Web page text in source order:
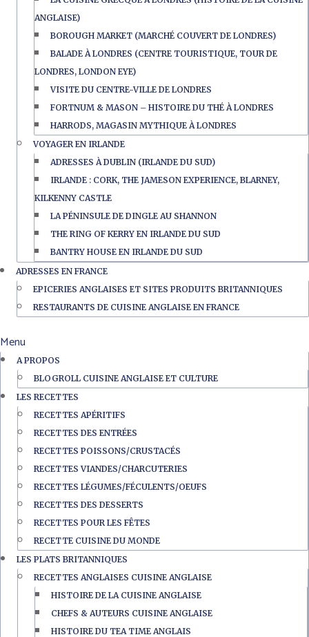
ANGLAISE)
BOROUGH MARKET (MARCHÉ COUVERT DE LONDRES)
BALADE À LONDRES (CENTRE TOURISTIQUE, TOUR DE
LONDRES, LONDON EYE)
VISITE DU CENTRE-VILLE DE LONDRES
FORTNUM & MASON – HISTOIRE DU THÉ À LONDRES
HARRODS, MAGASIN MYTHIQUE À LONDRES
VOYAGER EN IRLANDE
ADRESSES À DUBLIN (IRLANDE DU SUD)
IRLANDE : CORK, THE JAMESON EXPERIENCE, BLARNEY,
KILKENNY CASTLE
LA PÉNINSULE DE DINGLE AU SHANNON
THE RING OF KERRY EN IRLANDE DU SUD
BANTRY HOUSE EN IRLANDE DU SUD
ADRESSES EN FRANCE
EPICERIES ANGLAISES ET SITES PRODUITS BRITANNIQUES
RESTAURANTS DE CUISINE ANGLAISE EN FRANCE
Menu
A PROPOS
BLOGROLL CUISINE ANGLAISE ET CULTURE
LES RECETTES
RECETTES APÉRITIFS
RECETTES DES ENTRÉES
RECETTES POISSONS/CRUSTACÉS
RECETTES VIANDES/CHARCUTERIES
RECETTES LÉGUMES/FÉCULENTS/OEUFS
RECETTES DES DESSERTS
RECETTES POUR LES FÊTES
RECETTE CUISINE DU MONDE
LES PLATS BRITANNIQUES
RECETTES ANGLAISES CUISINE ANGLAISE
HISTOIRE DE LA CUISINE ANGLAISE
CHEFS & AUTEURS CUISINE ANGLAISE
HISTOIRE DU TEA TIME ANGLAIS